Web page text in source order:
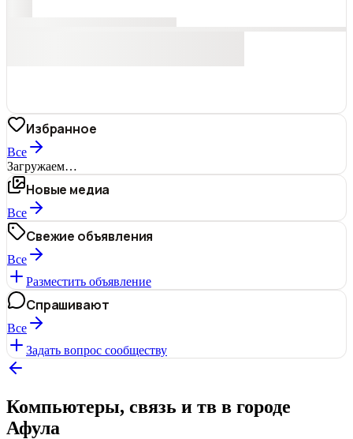
Избранное
Все
Загружаем…
Новые медиа
Все
Свежие объявления
Все
Разместить объявление
Спрашивают
Все
Задать вопрос сообществу
Компьютеры, связь и тв в городе
Афула